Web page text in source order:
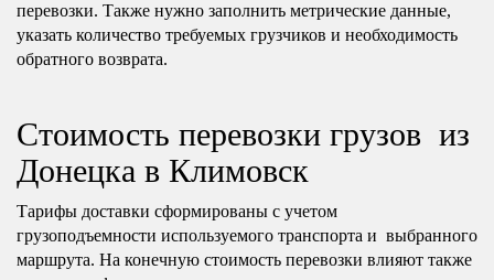
перевозки. Также нужно заполнить метрические данные,
указать количество требуемых грузчиков и необходимость
обратного возврата.
Стоимость перевозки грузов из
Донецка в Климовск
Тарифы доставки сформированы с учетом
грузоподъемности используемого транспорта и выбранного
маршрута. На конечную стоимость перевозки влияют также